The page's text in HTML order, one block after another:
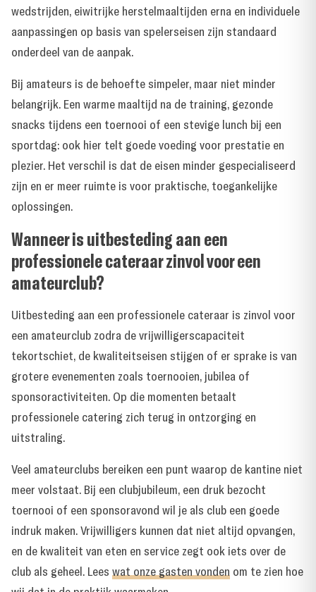
wedstrijden, eiwitrijke herstelmaaltijden erna en individuele
aanpassingen op basis van spelerseisen zijn standaard
onderdeel van de aanpak.
Bij amateurs is de behoefte simpeler, maar niet minder
belangrijk. Een warme maaltijd na de training, gezonde
snacks tijdens een toernooi of een stevige lunch bij een
sportdag: ook hier telt goede voeding voor prestatie en
plezier. Het verschil is dat de eisen minder gespecialiseerd
zijn en er meer ruimte is voor praktische, toegankelijke
oplossingen.
Wanneer is uitbesteding aan een
professionele cateraar zinvol voor een
amateurclub?
Uitbesteding aan een professionele cateraar is zinvol voor
een amateurclub zodra de vrijwilligerscapaciteit
tekortschiet, de kwaliteitseisen stijgen of er sprake is van
grotere evenementen zoals toernooien, jubilea of
sponsoractiviteiten. Op die momenten betaalt
professionele catering zich terug in ontzorging en
uitstraling.
Veel amateurclubs bereiken een punt waarop de kantine niet
meer volstaat. Bij een clubjubileum, een druk bezocht
toernooi of een sponsoravond wil je als club een goede
indruk maken. Vrijwilligers kunnen dat niet altijd opvangen,
en de kwaliteit van eten en service zegt ook iets over de
club als geheel. Lees wat onze gasten vonden om te zien hoe